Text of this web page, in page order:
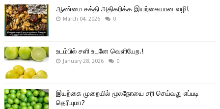
ஆண்மை சக்தி அதிகரிக்க இயற்கையான வழி!
March 04, 2026 0
உடம்பில் சளி உடனே வெளியேற.!
January 28, 2026 0
இயற்கை முறையில் மூலநோயை சரி செய்வது எப்படி
தெரியுமா?